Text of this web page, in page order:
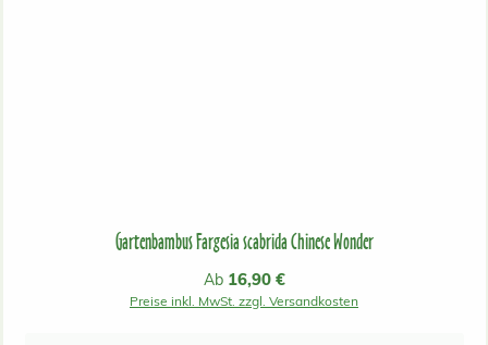
Gartenbambus Fargesia scabrida Chinese Wonder
Regulärer Preis:
Ab 16,90 €
Preise inkl. MwSt. zzgl. Versandkosten